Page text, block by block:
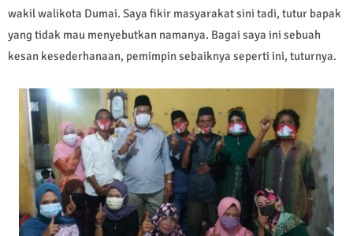
wakil walikota Dumai. Saya fikir masyarakat sini tadi, tutur bapak
yang tidak mau menyebutkan namanya. Bagai saya ini sebuah
kesan kesederhanaan, pemimpin sebaiknya seperti ini, tuturnya.